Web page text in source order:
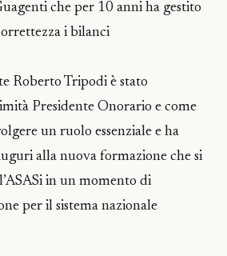
che per 10 anni ha gestito
i bilanci
Roberto Tripodi è stato
Presidente Onorario e come
un ruolo essenziale e ha
alla nuova formazione che si
in un momento di
per il sistema nazionale